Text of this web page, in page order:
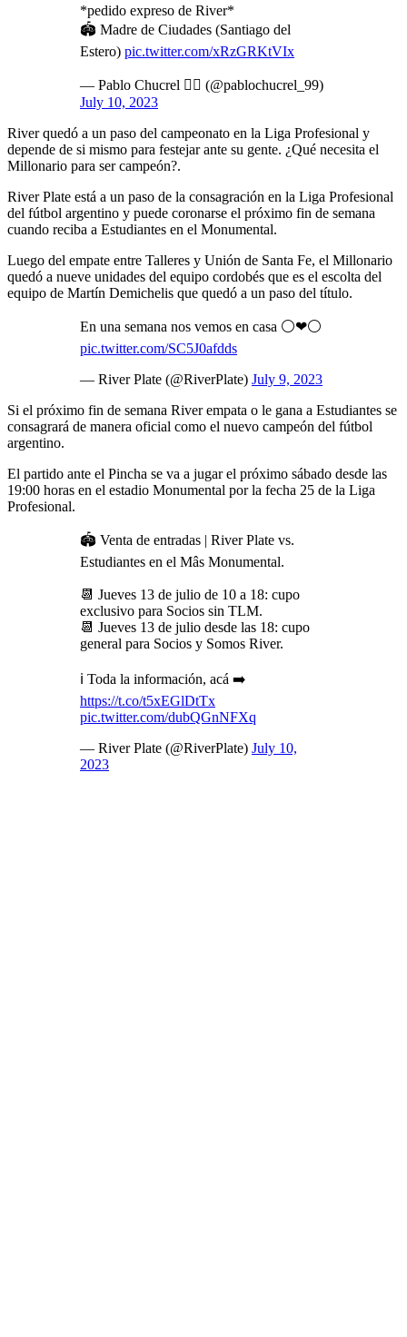
*pedido expreso de River*
🏟 Madre de Ciudades (Santiago del
Estero) pic.twitter.com/xRzGRKtVIx
— Pablo Chucrel ✍🏼 (@pablochucrel_99)
July 10, 2023
River quedó a un paso del campeonato en la Liga Profesional y
depende de si mismo para festejar ante su gente. ¿Qué necesita el
Millonario para ser campeón?.
River Plate está a un paso de la consagración en la Liga Profesional
del fútbol argentino y puede coronarse el próximo fin de semana
cuando reciba a Estudiantes en el Monumental.
Luego del empate entre Talleres y Unión de Santa Fe, el Millonario
quedó a nueve unidades del equipo cordobés que es el escolta del
equipo de Martín Demichelis que quedó a un paso del título.
En una semana nos vemos en casa ⚪❤⚪
pic.twitter.com/SC5J0afdds
— River Plate (@RiverPlate) July 9, 2023
Si el próximo fin de semana River empata o le gana a Estudiantes se
consagrará de manera oficial como el nuevo campeón del fútbol
argentino.
El partido ante el Pincha se va a jugar el próximo sábado desde las
19:00 horas en el estadio Monumental por la fecha 25 de la Liga
Profesional.
🏟 Venta de entradas | River Plate vs.
Estudiantes en el Mâs Monumental.
📆 Jueves 13 de julio de 10 a 18: cupo
exclusivo para Socios sin TLM.
📆 Jueves 13 de julio desde las 18: cupo
general para Socios y Somos River.
ℹ️ Toda la información, acá ➡️
https://t.co/t5xEGlDtTx
pic.twitter.com/dubQGnNFXq
— River Plate (@RiverPlate) July 10,
2023